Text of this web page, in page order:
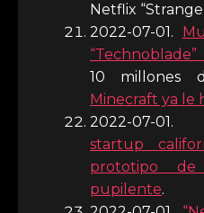
Netflix
2022-07-01.
10 millones
Minecraft ya le
2022-07-01.
startup
prototipo
pupilente.